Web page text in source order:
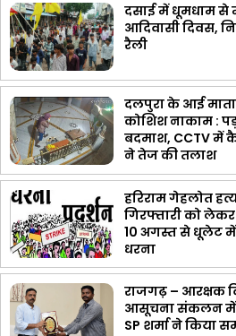
दसाई में धूमधाम से
आदिवासी दिवस,
रैली
दलपुरा के आई माता
कोशिश नाकाम :
बदमाश, CCTV में
ने तेज की तलाश
हरिराम गेहलोत
गिरफ्तारी को
10 अगस्त से धूलेट में
धरना
राजगढ़ – आरक्षक
आसूचना संकलन में
SP शर्मा ने किया